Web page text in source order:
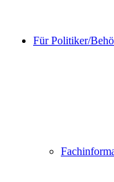
Für Politiker/